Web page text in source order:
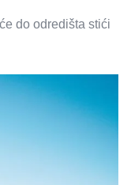
do odredišta stići